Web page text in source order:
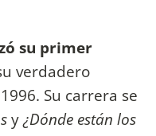
su primer
verdadero
Su carrera se
y¿Dónde están los